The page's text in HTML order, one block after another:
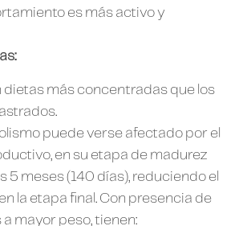
es más activo y
dietas más concentradas que los
puede verse afectado por el
en su etapa de madurez
5 meses (140 días), reduciendo el
la etapa final. Con presencia de
a mayor peso, tienen: